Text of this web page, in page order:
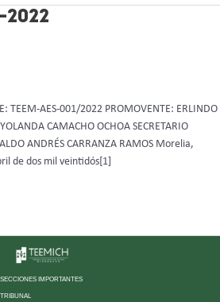
2022
TEEM-AES-001/2022 PROMOVENTE: ERLINDO
CAMACHO OCHOA SECRETARIO
ALDO ANDRÉS CARRANZA RAMOS Morelia,
de dos mil veintidós[1]
SECCIONES IMPORTANTES
TRIBUNAL